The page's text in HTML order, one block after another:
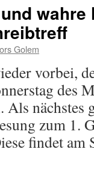
wahre
Golem
vorbei,
des
Als nächstes
zum 1.
findet